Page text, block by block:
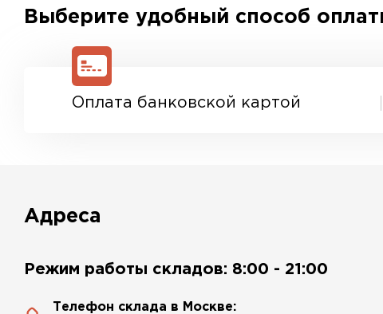
Выберите удобный способ
Оплата банковской картой
Адреса
Режим работы складов: 8:00 - 21:00
Телефон склада в Москве: